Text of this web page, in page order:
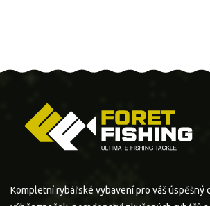
Kompletní rybářské vybavení pro váš úspěšný